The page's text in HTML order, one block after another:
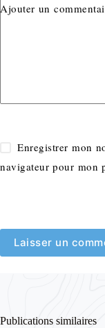
Ajouter un
Enregistrer mon
navigateur pour mon
Laisser un
Publications similaires